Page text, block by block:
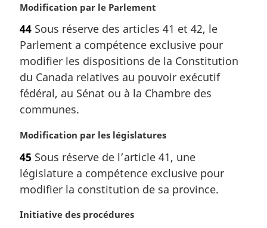
N
t
e
m
a
g
i
a
l
e
:
Modification par le Parlement
44 Sous réserve des articles 41 et 42, le
Parlement a compétence exclusive pour
modifier les dispositions de la Constitution
du Canada relatives au pouvoir exécutif
fédéral, au Sénat ou à la Chambre des
communes.
N
t
e
m
r
Modification par les législatures
45 Sous réserve de l’article 41, une
législature a compétence exclusive pour
modifier la constitution de sa province.
N
Initiative des procédures